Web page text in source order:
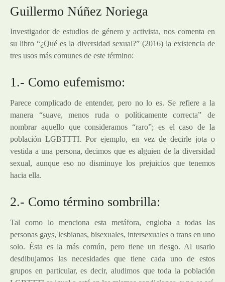
Guillermo Núñez Noriega
Investigador de estudios de género y activista, nos comenta en
su libro “¿Qué es la diversidad sexual?” (2016) la existencia de
tres usos más comunes de este término:
1.- Como eufemismo:
Parece complicado de entender, pero no lo es. Se refiere a la
manera “suave, menos ruda o políticamente correcta” de
nombrar aquello que consideramos “raro”; es el caso de la
población LGBTTTI. Por ejemplo, en vez de decirle jota o
vestida a una persona, decimos que es alguien de la diversidad
sexual, aunque eso no disminuye los prejuicios que tenemos
hacia ella.
2.- Como término sombrilla:
Tal como lo menciona esta metáfora, engloba a todas las
personas gays, lesbianas, bisexuales, intersexuales o trans en uno
solo. Ésta es la más común, pero tiene un riesgo. Al usarlo
desdibujamos las necesidades que tiene cada uno de estos
grupos en particular, es decir, aludimos que toda la población